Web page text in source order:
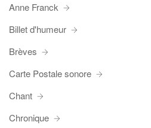
Anne Franck
Billet d'humeur
Brèves
Carte Postale sonore
Chant
Chronique